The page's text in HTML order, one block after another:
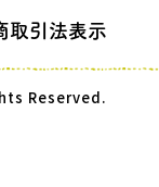
取引法表示
Reserved.